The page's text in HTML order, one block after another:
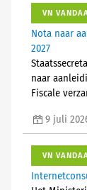
VN
Nota naar
2027
naar
Fiscale
9 juli
VN